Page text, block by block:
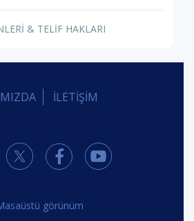
& TELİF HAKLARI
İLETİŞİM
görünüm